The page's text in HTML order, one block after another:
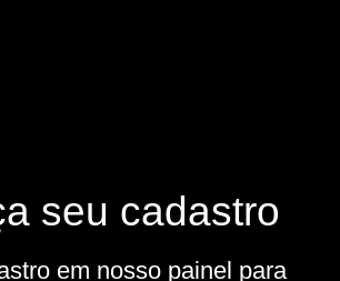
seu cadastro
em nosso painel para